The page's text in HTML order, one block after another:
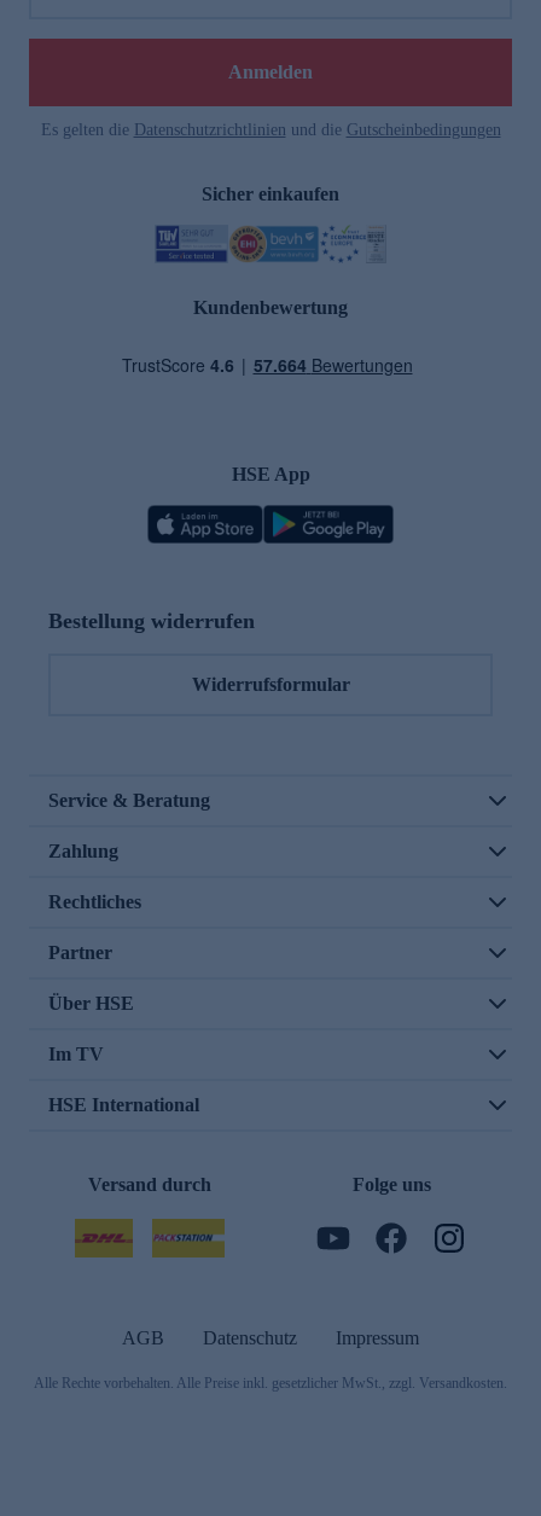
Anmelden
Es gelten die Datenschutzrichtlinien und die Gutscheinbedingungen
Sicher einkaufen
Kundenbewertung
HSE App
Bestellung widerrufen
Widerrufsformular
Service & Beratung
Zahlung
Rechtliches
Partner
Über HSE
Im TV
HSE International
Versand durch Folge uns
AGB Datenschutz Impressum
Alle Rechte vorbehalten. Alle Preise inkl. gesetzlicher MwSt., zzgl. Versandkosten.